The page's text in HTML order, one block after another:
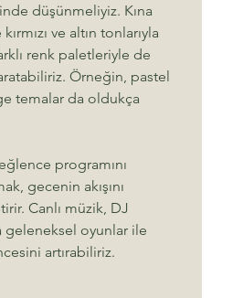
düşünmeliyiz. Kına
ve altın tonlarıyla
renk paletleriyle de
Örneğin, pastel
temalar da oldukça
programını
gecenin akışını
Canlı müzik, DJ
geleneksel oyunlar ile
artırabiliriz.